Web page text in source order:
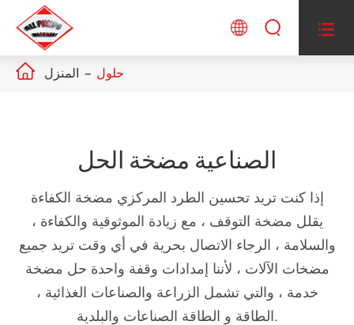
  
 المنزل حلول
الصناعية مضخة الحل
إذا كنت تريد تحسين الطرد المركزي مضخة الكفاءة
يقلل مضخة التوقف ، مع زيادة الموثوقية والكفاءة ،
والسلامة ، الرجاء الاتصال بحرية في أي وقت تريد جميع
مضخات الآلات ، لأننا إمدادات وقفة واحدة حل مضخة
خدمة ، والتي تشمل الزراعة والصناعات الغذائية ،
الطاقة و الطاقة الصناعات والبلدية.